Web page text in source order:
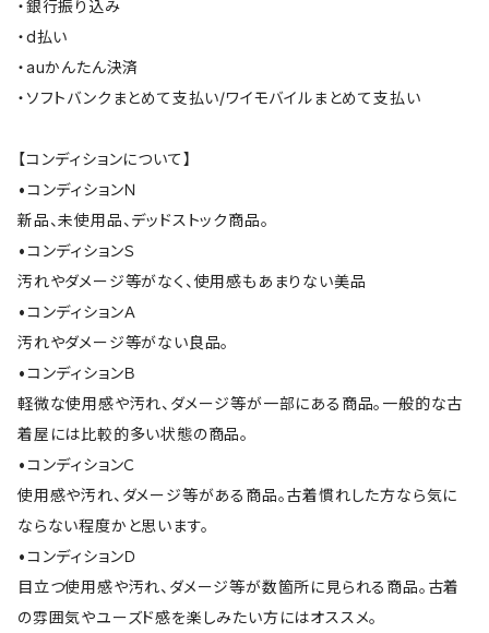
・銀行振り込み
・d払い
・auかんたん決済
・ソフトバンクまとめて支払い/ワイモバイルまとめて支払い
【コンディションについて】
•コンディションＮ
新品、未使用品、デッドストック商品。
•コンディションＳ
汚れやダメージ等がなく、使用感もあまりない美品
•コンディションＡ
汚れやダメージ等がない良品。
•コンディションＢ
軽微な使用感や汚れ、ダメージ等が一部にある商品。一般的な古
着屋には比較的多い状態の商品。
•コンディションＣ
使用感や汚れ、ダメージ等がある商品。古着慣れした方なら気に
ならない程度かと思います。
•コンディションＤ
目立つ使用感や汚れ、ダメージ等が数箇所に見られる商品。古着
の雰囲気やユーズド感を楽しみたい方にはオススメ。